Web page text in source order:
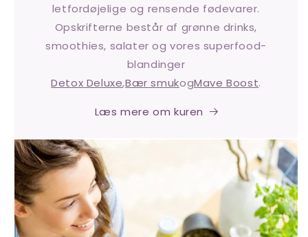
letfordøjelige og rensende fødevarer.
Opskrifterne består af grønne drinks,
smoothies, salater og vores superfood-
blandinger
Detox Deluxe,Bær smukogMave Boost.
Læs mere om kuren